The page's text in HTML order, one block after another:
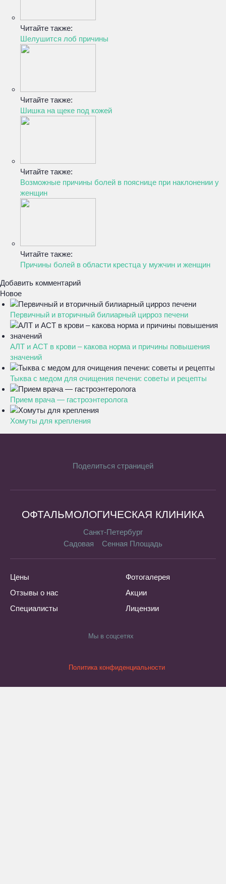
Читайте также:
Шелушится лоб причины
Читайте также:
Шишка на щеке под кожей
Читайте также:
Возможные причины болей в пояснице при наклонении у
женщин
Читайте также:
Причины болей в области крестца у мужчин и женщин
Добавить комментарий
Новое
Первичный и вторичный билиарный цирроз печени
АЛТ и АСТ в крови – какова норма и причины повышения
значений
Тыква с медом для очищения печени: советы и рецепты
Прием врача — гастроэнтеролога
Хомуты для крепления
Поделиться страницей
ОФТАЛЬМОЛОГИЧЕСКАЯ КЛИНИКА
Санкт-Петербург
Садовая
Сенная Площадь
Цены
Отзывы о нас
Специалисты
Фотогалерея
Акции
Лицензии
Мы в соцсетях
Политика конфиденциальности